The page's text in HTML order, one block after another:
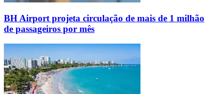
BH Airport projeta circulação de mais de 1 milhão
de passageiros por mês